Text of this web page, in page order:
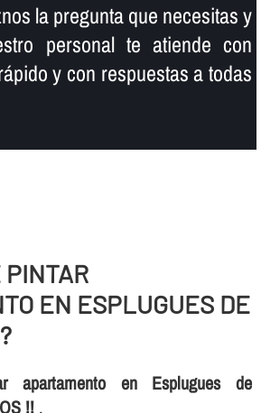
la pregunta que necesitas y
personal te atiende con
y con respuestas a todas
PINTAR
EN ESPLUGUES DE
apartamento en Esplugues de
!! .